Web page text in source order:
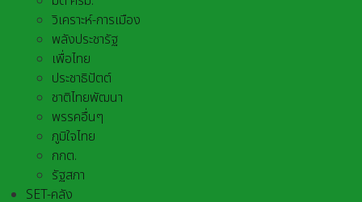
วิเคราะห์-การเมือง
พลังประชารัฐ
เพื่อไทย
ประชาธิปัตต์
ชาติไทยพัฒนา
พรรคอื่นๆ
ภูมิใจไทย
กกต.
รัฐสภา
SET-คลัง